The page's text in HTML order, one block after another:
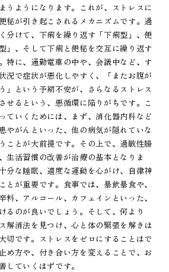
うようになります。これが、ストレスに
秘が引き起こされるメカニズムです。過
分けて、下痢を繰り返す「下痢型」、便
」、そして下痢と便秘を交互に繰り返す
特に、通勤電車の中や、会議中など、す
況で症状が悪化しやすく、「またお腹が
」という予期不安が、さらなるストレス
せるという、悪循環に陥りがちです。こ
ていくためには、まず、消化器内科など
やがんといった、他の病気が隠れていな
ことが大前提です。その上で、過敏性腸
生活習慣の改善が治療の基本となりま
分な睡眠、適度な運動を心がけ、自律神
とが重要です。食事では、暴飲暴食や、
料、アルコール、カフェインといった、
るのが良いでしょう。そして、何より
解消法を見つけ、心と体の緊張を解きほ
切です。ストレスをゼロにすることはで
め方や、付き合い方を変えることで、お
していくはずです。